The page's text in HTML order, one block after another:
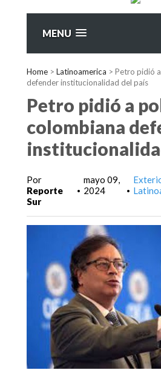
MENU
Home > Latinoamerica > Petro pidió
defender institucionalidad del país
Petro pidió a
colombiana
Por
Reporte
Sur
•
mayo 09,
2024
•